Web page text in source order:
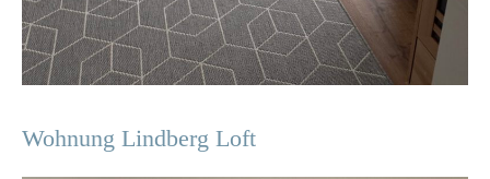
Wohnung Lindberg Loft